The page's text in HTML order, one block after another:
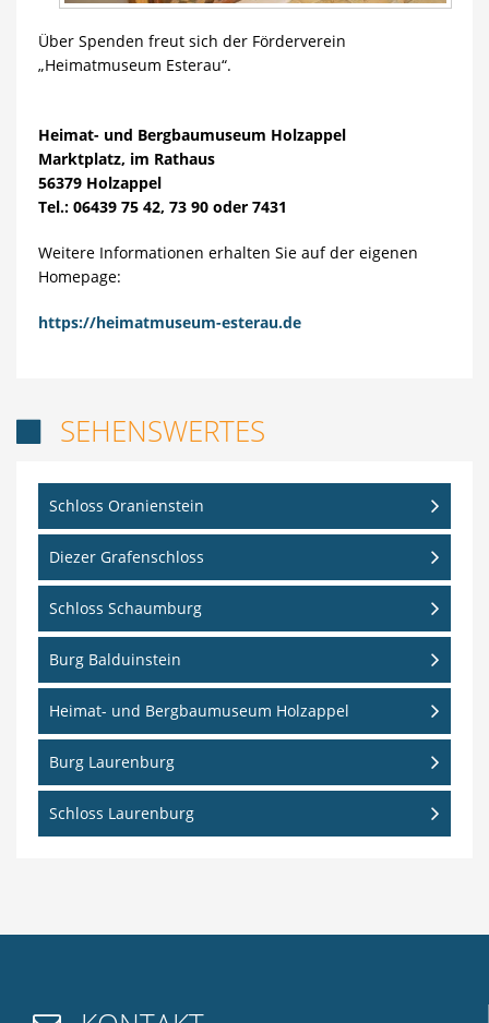
Über Spenden freut sich der Förderverein
„Heimatmuseum Esterau“.
Heimat- und Bergbaumuseum Holzappel
Marktplatz, im Rathaus
56379 Holzappel
Tel.: 06439 75 42, 73 90 oder 7431
Weitere Informationen erhalten Sie auf der eigenen
Homepage:
https://heimatmuseum-esterau.de
SEHENSWERTES
Schloss Oranienstein
Diezer Grafenschloss
Schloss Schaumburg
Burg Balduinstein
Heimat- und Bergbaumuseum Holzappel
Burg Laurenburg
Schloss Laurenburg